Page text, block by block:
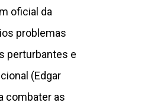
oficial da
problemas
perturbantes e
(Edgar
combater as